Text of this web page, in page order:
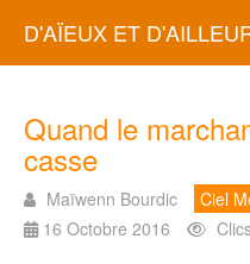
D'AÏEUX ET
Quand le
casse
Maïwenn Bourdic
Ciel
16 Octobre 2016